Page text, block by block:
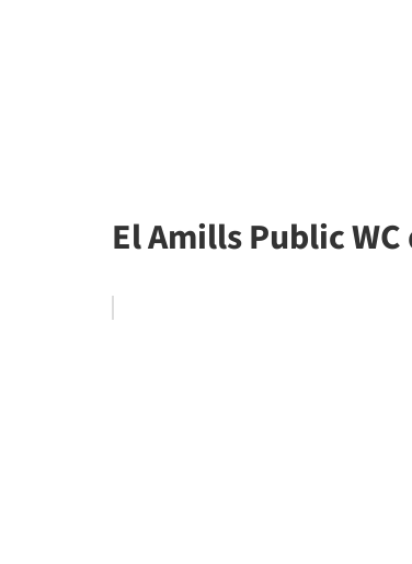
El Amills Public